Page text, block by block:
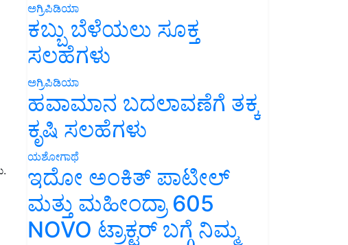
ಅಗ್ರಿಪಿಡಿಯಾ
ಕಬ್ಬು ಬೆಳೆಯಲು ಸೂಕ್ತ
ಸಲಹೆಗಳು
ಅಗ್ರಿಪಿಡಿಯಾ
ಹವಾಮಾನ ಬದಲಾವಣೆಗೆ ತಕ್ಕ
ಕೃಷಿ ಸಲಹೆಗಳು
ಯಶೋಗಾಥೆ
ಇದೋ ಅಂಕಿತ್ ಪಾಟೀಲ್
ಮತ್ತು ಮಹೀಂದ್ರಾ 605
NOVO ಟ್ರಾಕ್ಟರ್ ಬಗ್ಗೆ ನಿಮ್ಮ